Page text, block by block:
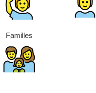
Familles